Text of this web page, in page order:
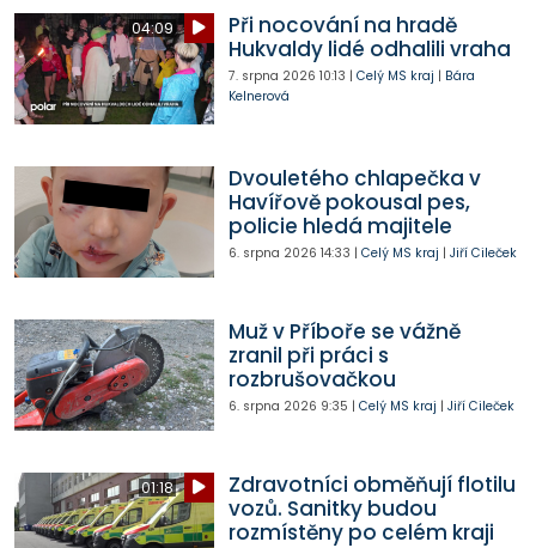
04:09
Při nocování na hradě
Hukvaldy lidé odhalili vraha
7. srpna 2026 10:13 | Celý MS kraj | Bára
Kelnerová
Dvouletého chlapečka v
Havířově pokousal pes,
policie hledá majitele
6. srpna 2026 14:33 | Celý MS kraj | Jiří Cileček
Muž v Příboře se vážně
zranil při práci s
rozbrušovačkou
6. srpna 2026 9:35 | Celý MS kraj | Jiří Cileček
01:18
Zdravotníci obměňují flotilu
vozů. Sanitky budou
rozmístěny po celém kraji